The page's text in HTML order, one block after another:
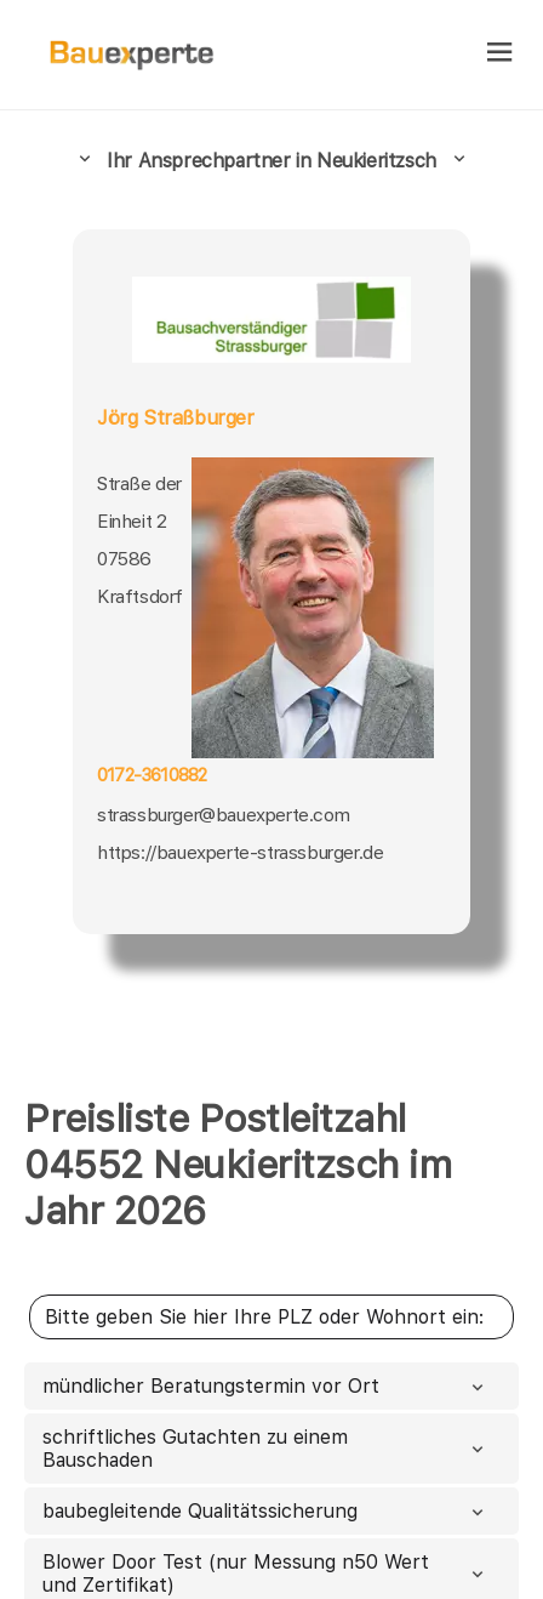
Preisliste Postleitzahl
04552 Neukieritzsch im
Jahr 2026
mündlicher Beratungstermin vor Ort
schriftliches Gutachten zu einem
Bauschaden
baubegleitende Qualitätssicherung
Blower Door Test (nur Messung n50 Wert
und Zertifikat)
Ihr Ansprechpartner in Neukieritzsch
Jörg Straßburger
Straße der
Einheit 2
07586
Kraftsdorf
0172-3610882
strassburger@bauexperte.com
https://bauexperte-strassburger.de